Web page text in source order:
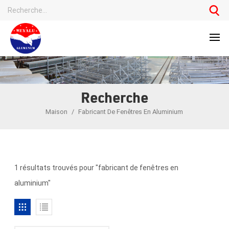
Recherche
Maison / Fabricant De Fenêtres En Aluminium
1 résultats trouvés pour "fabricant de fenêtres en
aluminium"